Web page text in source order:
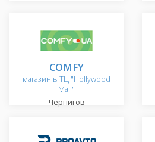
COMFY
магазин в ТЦ "Hollywood
Mall"
Чернигов